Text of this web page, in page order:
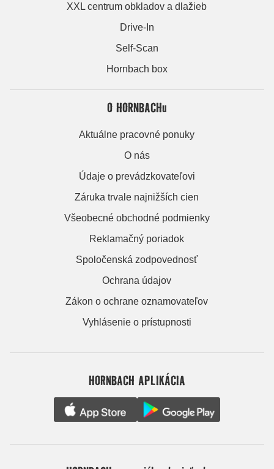
XXL centrum obkladov a dlažieb
Drive-In
Self-Scan
Hornbach box
O HORNBACHu
Aktuálne pracovné ponuky
O nás
Údaje o prevádzkovateľovi
Záruka trvale najnižších cien
Všeobecné obchodné podmienky
Reklamačný poriadok
Spoločenská zodpovednosť
Ochrana údajov
Zákon o ochrane oznamovateľov
Vyhlásenie o prístupnosti
HORNBACH APLIKÁCIA